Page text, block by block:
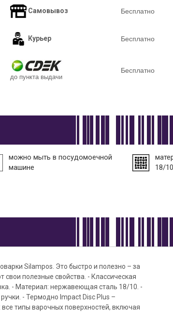
Самовывоз Бесплатно
Курьер Бесплатно
до пункта выдачи
Бесплатно
можно мыть в посудомоечной
машине
18/10
Silampos. Это быстро и полезно – за
свои полезные свойства. - Классическая
- Материал: нержавеющая сталь 18/10. -
- Термодно Impact Disc Plus –
типы варочных поверхностей, включая